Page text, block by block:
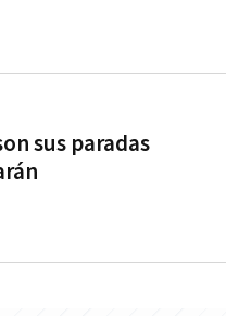
sus paradas